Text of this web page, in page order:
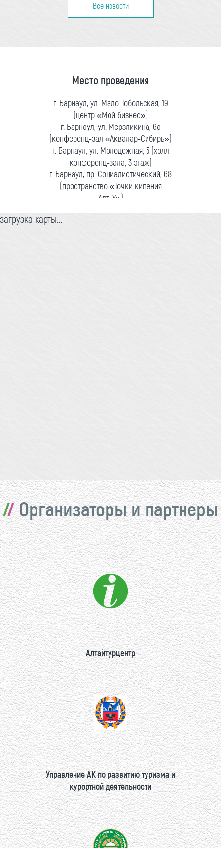
Все новости
Место проведения
г. Барнаул, ул. Мало-Тобольская, 19
(центр «Мой бизнес»)
г. Барнаул, ул. Мерзликина, 6а
(конференц-зал «Аквалар-Сибирь»)
г. Барнаул, ул. Молодежная, 5 (холл
конференц-зала, 3 этаж)
г. Барнаул, пр. Социалистический, 68
(пространство «Точки кипения
АлтГУ»)
загрузка карты...
Организаторы и партнеры
Алтайтурцентр
Управление АК по развитию туризма и
курортной деятельности